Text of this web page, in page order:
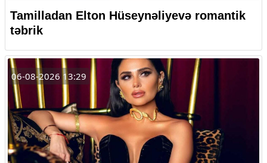
Tamilladan Elton Hüseynəliyevə romantik
təbrik
06-08-2026 13:29